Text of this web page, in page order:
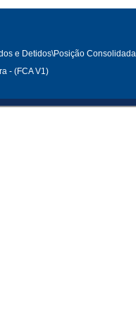
e Detidos\Posição Consolidada
- (FCA V1)